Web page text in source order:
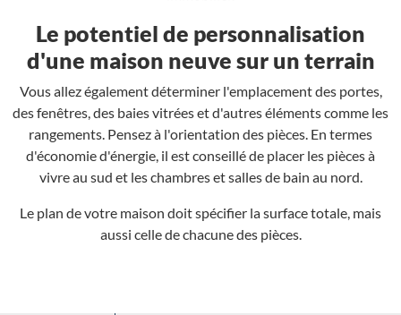
Le potentiel de personnalisation
d'une maison neuve sur un terrain
Vous allez également déterminer l'emplacement des portes,
des fenêtres, des baies vitrées et d'autres éléments comme les
rangements. Pensez à l'orientation des pièces. En termes
d'économie d'énergie, il est conseillé de placer les pièces à
vivre au sud et les chambres et salles de bain au nord.
Le plan de votre maison doit spécifier la surface totale, mais
aussi celle de chacune des pièces.